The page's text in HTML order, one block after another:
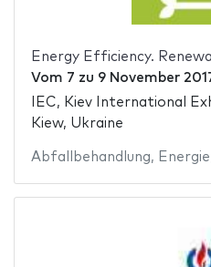
Energy Efficiency.
Vom 7 zu 9 November
IEC, Kiev International
Kiew, Ukraine
Abfallbehandlung, Energie